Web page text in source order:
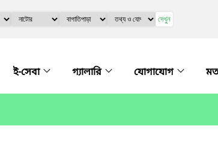
দেখুন
ই-সেবা গ্যালারি যোগাযোগ